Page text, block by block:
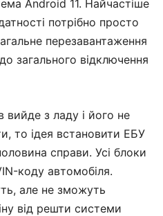
Android 11. Найчастіше
потрібно просто
перезавантаження
загального відключення
вийде з ладу і його не
то ідея встановити ЕБУ
справи. Усі блоки
коду автомобіля.
але не зможуть
від решти системи